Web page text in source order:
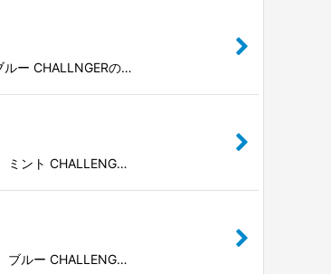
ー CHALLNGERの…
ミント CHALLENG…
ブルー CHALLENG…